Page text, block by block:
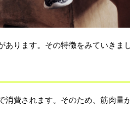
ります。その特徴をみていきまし
費されます。そのため、筋肉量